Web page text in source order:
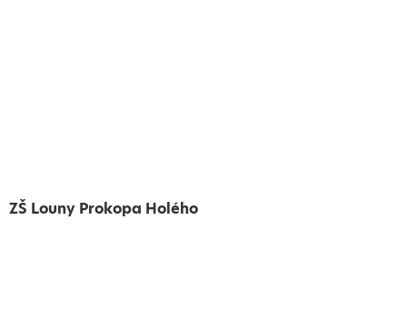
ZŠ Louny Prokopa Holého